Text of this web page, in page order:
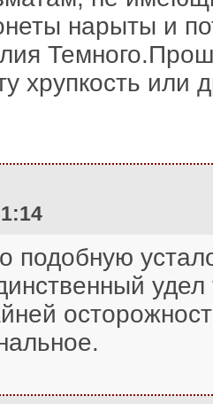
нарыты и
хрупкость или
подобную
удел